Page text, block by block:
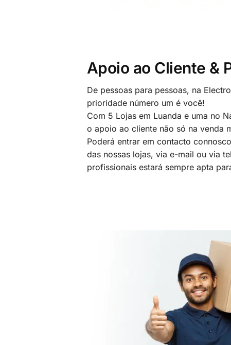
Apoio ao Cliente &
De pessoas para pessoas, na
prioridade número um é você!
Com 5 Lojas em Luanda e uma no
o apoio ao cliente não só na venda
Poderá entrar em contacto
das nossas lojas, via e-mail ou via
profissionais estará sempre apta